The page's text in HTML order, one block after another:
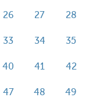
26 27 28
33 34 35
40 41 42
47 48 49